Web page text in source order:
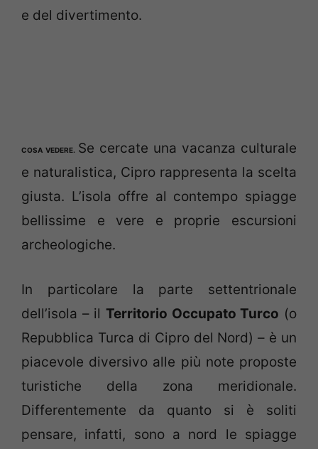
e del divertimento.
COSA VEDERE. Se cercate una vacanza culturale
e naturalistica, Cipro rappresenta la scelta
giusta. L’isola offre al contempo spiagge
bellissime e vere e proprie escursioni
archeologiche.
In particolare la parte settentrionale
dell’isola – il Territorio Occupato Turco (o
Repubblica Turca di Cipro del Nord) – è un
piacevole diversivo alle più note proposte
turistiche della zona meridionale.
Differentemente da quanto si è soliti
pensare, infatti, sono a nord le spiagge